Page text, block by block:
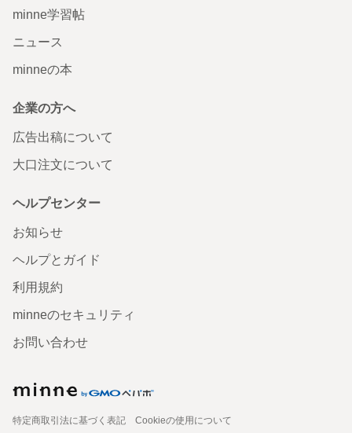
minne学習帖
ニュース
minneの本
企業の方へ
広告出稿について
大口注文について
ヘルプセンター
お知らせ
ヘルプとガイド
利用規約
minneのセキュリティ
お問い合わせ
特定商取引法に基づく表記
Cookieの使用について